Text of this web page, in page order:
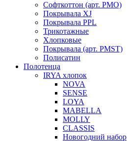
Софткоттон (арт. PMO)
Покрывала XJ
Покрывала PPL
Трикотажные
Хлопковые
Покрывала (арт. PMST)
Полисатин
Полотенца
IRYA хлопок
NOVA
SENSE
LOYA
MABELLA
MOLLY
CLASSIS
Новогодний набор